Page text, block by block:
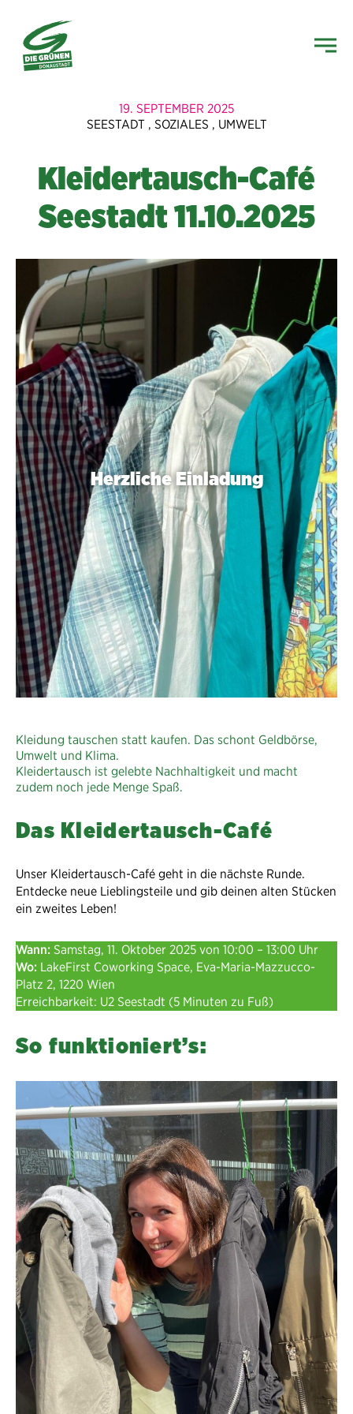
19. SEPTEMBER 2025
SEESTADT , SOZIALES , UMWELT
Kleidertausch-Café
Seestadt 11.10.2025
Herzliche Einladung
Kleidung tauschen statt kaufen. Das schont Geldbörse,
Umwelt und Klima.
Kleidertausch ist gelebte Nachhaltigkeit und macht
zudem noch jede Menge Spaß.
Das Kleidertausch-Café
Unser Kleidertausch-Café geht in die nächste Runde.
Entdecke neue Lieblingsteile und gib deinen alten Stücken
ein zweites Leben!
Wann: Samstag, 11. Oktober 2025 von 10:00 – 13:00 Uhr
Wo: LakeFirst Coworking Space, Eva-Maria-Mazzucco-
Platz 2, 1220 Wien
Erreichbarkeit: U2 Seestadt (5 Minuten zu Fuß)
So funktioniert’s: